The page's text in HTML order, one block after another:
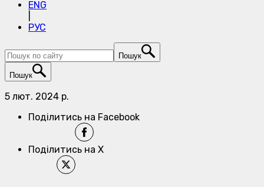
ENG
РУС
Пошук
Пошук
5 лют. 2024 р.
Поділитись на Facebook
Поділитись на X